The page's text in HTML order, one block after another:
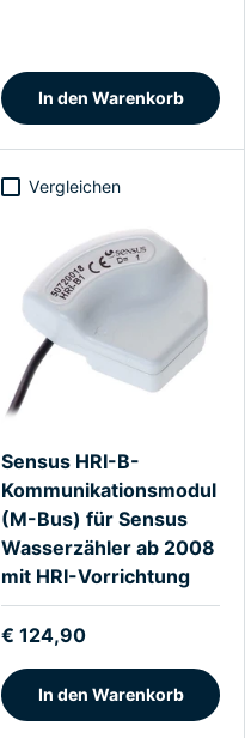
In den Warenkorb
Vergleichen
Sensus HRI-B-
Kommunikationsmodul
(M-Bus) für Sensus
Wasserzähler ab 2008
mit HRI-Vorrichtung
€ 124,90
In den Warenkorb